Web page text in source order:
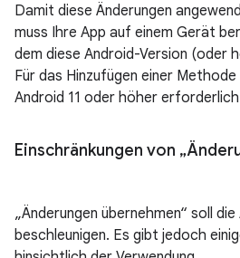
Damit diese Änderungen
muss Ihre App auf einem Gerät
dem diese Android-Version (oder
Für das Hinzufügen einer
Android 11 oder höher
Einschränkungen von
„Änderungen übernehmen“ soll
beschleunigen. Es gibt jedoch